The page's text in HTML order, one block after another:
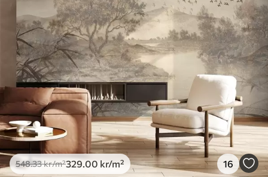
548.33kr/m²329 .00 kr/m² 16